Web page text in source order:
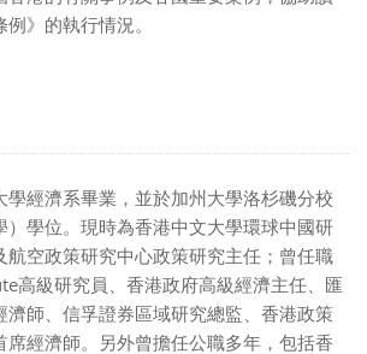
》的執行情況。
學經濟系畢業，並於加州大學洛杉磯分校
）學位。現時為香港中文大學環球中國研
航空政策研究中心政策研究主任；曾任職
高級研究員、香港政府高級經濟主任、匯
濟師、信孚證券區域研究總監、香港政策
席經濟師。另外曾擔任公職多年，包括香